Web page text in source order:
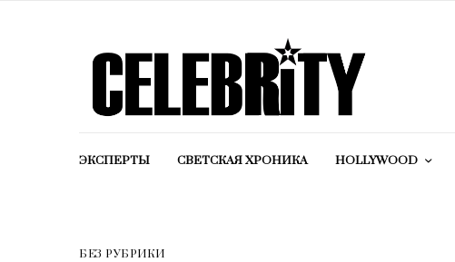
ЭКСПЕРТЫ СВЕТСКАЯ ХРОНИКА HOLLYWOOD
БЕЗ РУБРИКИ